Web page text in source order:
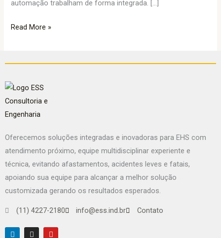
automação trabalham de forma integrada. […]
Read More »
Oferecemos soluções integradas e inovadoras para EHS com
atendimento próximo, equipe multidisciplinar experiente e
técnica, evitando afastamentos, acidentes leves e fatais,
apoiando sua equipe para alcançar a melhor solução
customizada gerando os resultados esperados.
(11) 4227-2180 info@ess.ind.br Contato
L
I
Y